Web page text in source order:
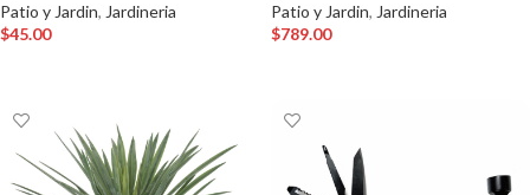
Patio y Jardin, Jardineria
$45.00
Patio y Jardin, Jardineria
$789.00